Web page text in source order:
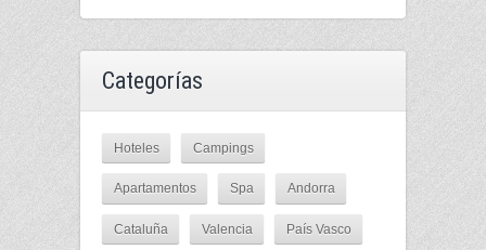
Categorías
Hoteles Campings
Apartamentos Spa Andorra
Cataluña Valencia País Vasco